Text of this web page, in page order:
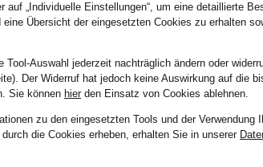
auf „Individuelle Einstellungen“, um eine detaillierte
eine Übersicht der eingesetzten Cookies zu erhalten
Tool-Auswahl jederzeit nachträglich ändern oder
Der Widerruf hat jedoch keine Auswirkung auf die
Sie können hierden Einsatz von Cookies ablehnen.
zu den eingesetzten Tools und der Verwendung
die Cookies erheben, erhalten Sie in unserer